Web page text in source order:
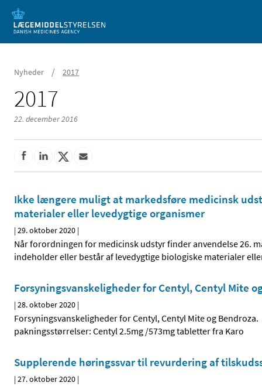
Mobil visning
Nyheder / 2017
2017
22. december 2016
Ikke længere muligt at markedsføre medicinsk
materialer eller levedygtige organismer
|29. oktober 2020 |
Når forordningen for medicinsk udstyr finder anvendelse 26.
indeholder eller består af levedygtige biologiske materialer
Forsyningsvanskeligheder for Centyl, Centyl Mite
|28. oktober 2020 |
Forsyningsvanskeligheder for Centyl, Centyl Mite og
pakningsstørrelser: Centyl 2.5mg /573mg tabletter fra Karo
Supplerende høringssvar til revurdering af
|27. oktober 2020 |